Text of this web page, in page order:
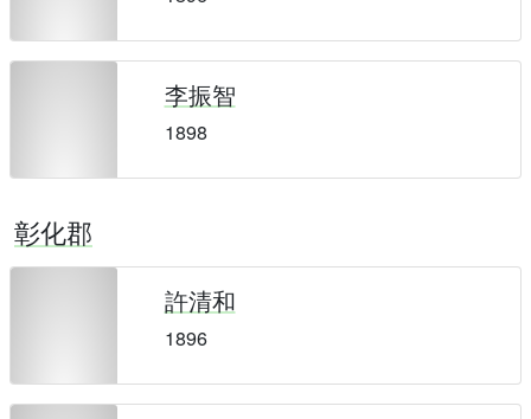
李振智
1898
彰化郡
許清和
1896